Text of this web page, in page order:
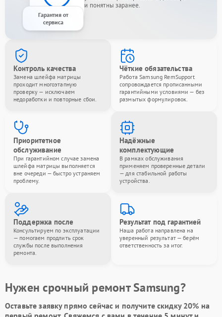
Гарантия от
сервиса
и понятны заранее.
Контроль качества
Замена шлейфа матрицы
проходит многоэтапную
проверку — исключаем
недоработки и повторные сбои.
Чёткие обязательства
Работа Samsung RemSupport
сопровождается прописанными
гарантийными условиями — без
размытых формулировок.
Приоритетное
обслуживание
При гарантийном случае замена
шлейфа матрицы выполняется
вне очереди — быстро устраняем
проблему.
Надёжные
комплектующие
В рамках обслуживания
применяем проверенные детали
— для стабильной работы
устройства.
Поддержка после
Консультируем по эксплуатации
— помогаем продлить срок
службы после выполнения
ремонта.
Результат под гарантией
Наша работа направлена на
уверенный результат — берём
ответственность за итог.
Нужен срочный ремонт Samsung?
Оставьте заявкупрямо сейчас и получите скидку 20% на